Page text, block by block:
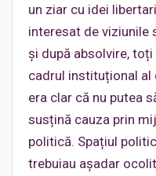
un ziar cu idei
interesat de viziunile
și după absolvire,
cadrul instituțional al
era clar că nu putea
susțină cauza prin
politică. Spațiul
trebuiau așadar